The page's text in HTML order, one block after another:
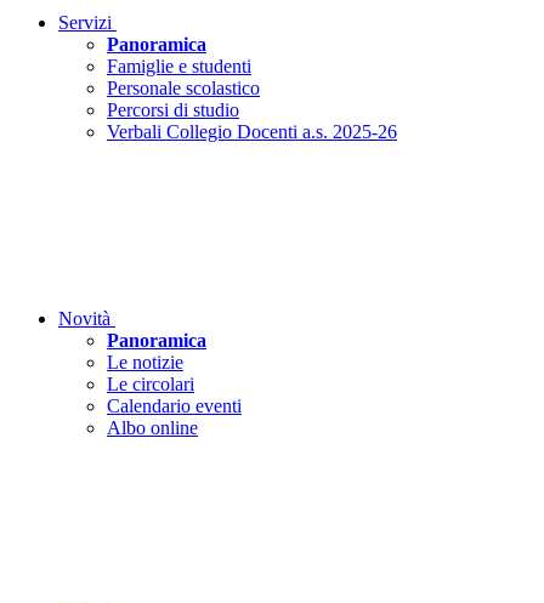
Servizi
Panoramica
Famiglie e studenti
Personale scolastico
Percorsi di studio
Verbali Collegio Docenti a.s. 2025-26
Novità
Panoramica
Le notizie
Le circolari
Calendario eventi
Albo online